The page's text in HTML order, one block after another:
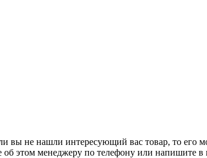
вы не нашли интересующий вас товар, то его
этом менеджеру по телефону или напишите в